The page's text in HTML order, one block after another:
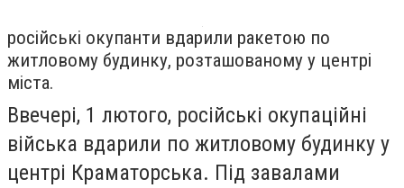
російські окупанти вдарили ракетою по
житловому будинку, розташованому у центрі
міста.
Ввечері, 1 лютого, російські окупаційні
війська вдарили по житловому будинку у
центрі Краматорська. Під завалами